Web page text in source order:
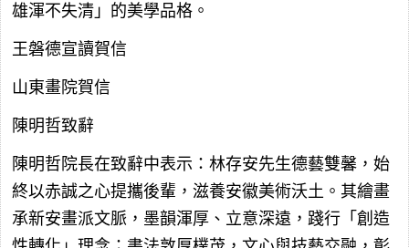
雄渾不失清」的美學品格。
王磐德宣讀賀信
山東畫院賀信
陳明哲致辭
陳明哲院長在致辭中表示：林存安先生德藝雙馨，始
終以赤誠之心提攜後輩，滋養安徽美術沃土。其繪畫
承新安畫派文脈，墨韻渾厚、立意深遠，踐行「創造